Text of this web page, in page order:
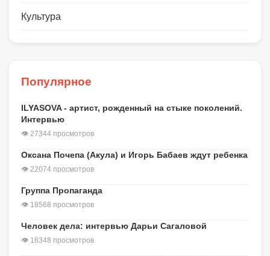
Культура
Популярное
ILYASOVA - артист, рожденный на стыке поколений.
Интервью
👁 27344 просмотров
Оксана Почепа (Акула) и Игорь Бабаев ждут ребенка
👁 22074 просмотров
Группа Пропаганда
👁 18568 просмотров
Человек дела: интервью Дарьи Сагаловой
👁 18348 просмотров